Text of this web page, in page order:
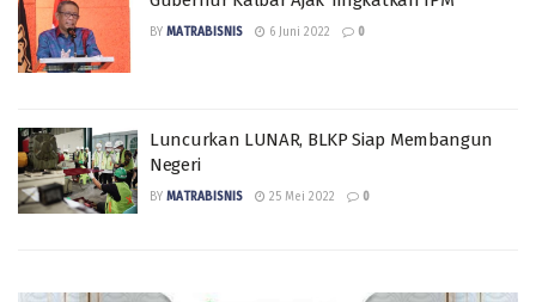
BY MATRABISNIS 6 Juni 2022 0
Luncurkan LUNAR, BLKP Siap Membangun
Negeri
BY MATRABISNIS 25 Mei 2022 0